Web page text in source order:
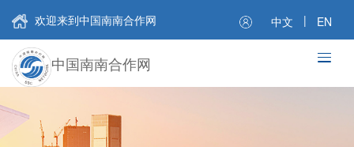
欢迎来到中国南南合作网 中文 | EN
中国南南合作网